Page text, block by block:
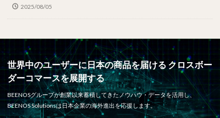
2025/08/05
世界中のユーザーに日本の商品を届ける クロスボー
ダーコマースを展開する
BEENOSグループが創業以来蓄積してきたノウハウ・データを活用し、
BEENOS Solutionsは日本企業の海外進出を応援します。